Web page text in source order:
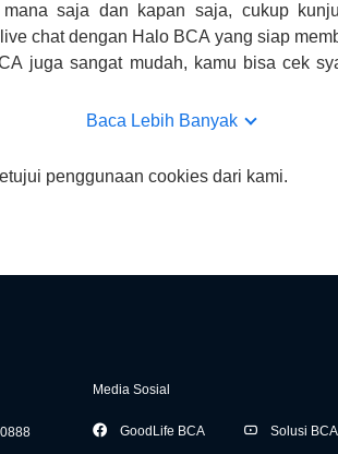
saja dan kapan saja, cukup
chat dengan Halo BCA yang siap
juga sangat mudah, kamu bisa cek
di verifikasi oleh BCA.
Baca Lebih Banyak
penggunaan cookies dari kami.
Media Sosial
GoodLife BCA Solusi BCA